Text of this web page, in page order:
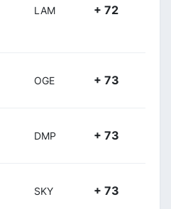
LAM + 72
OGE + 73
DMP + 73
SKY + 73